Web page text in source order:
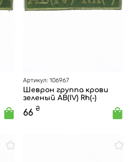
Артикул: 106967
Шеврон группа крови
зеленый AB(IV) Rh(-)
66 ₴